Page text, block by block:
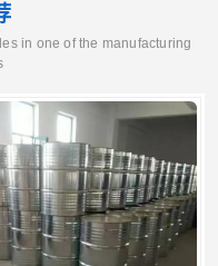
in one of the manufacturing